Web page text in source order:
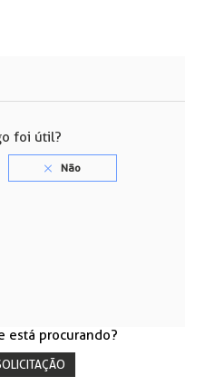
foi útil?
está procurando?